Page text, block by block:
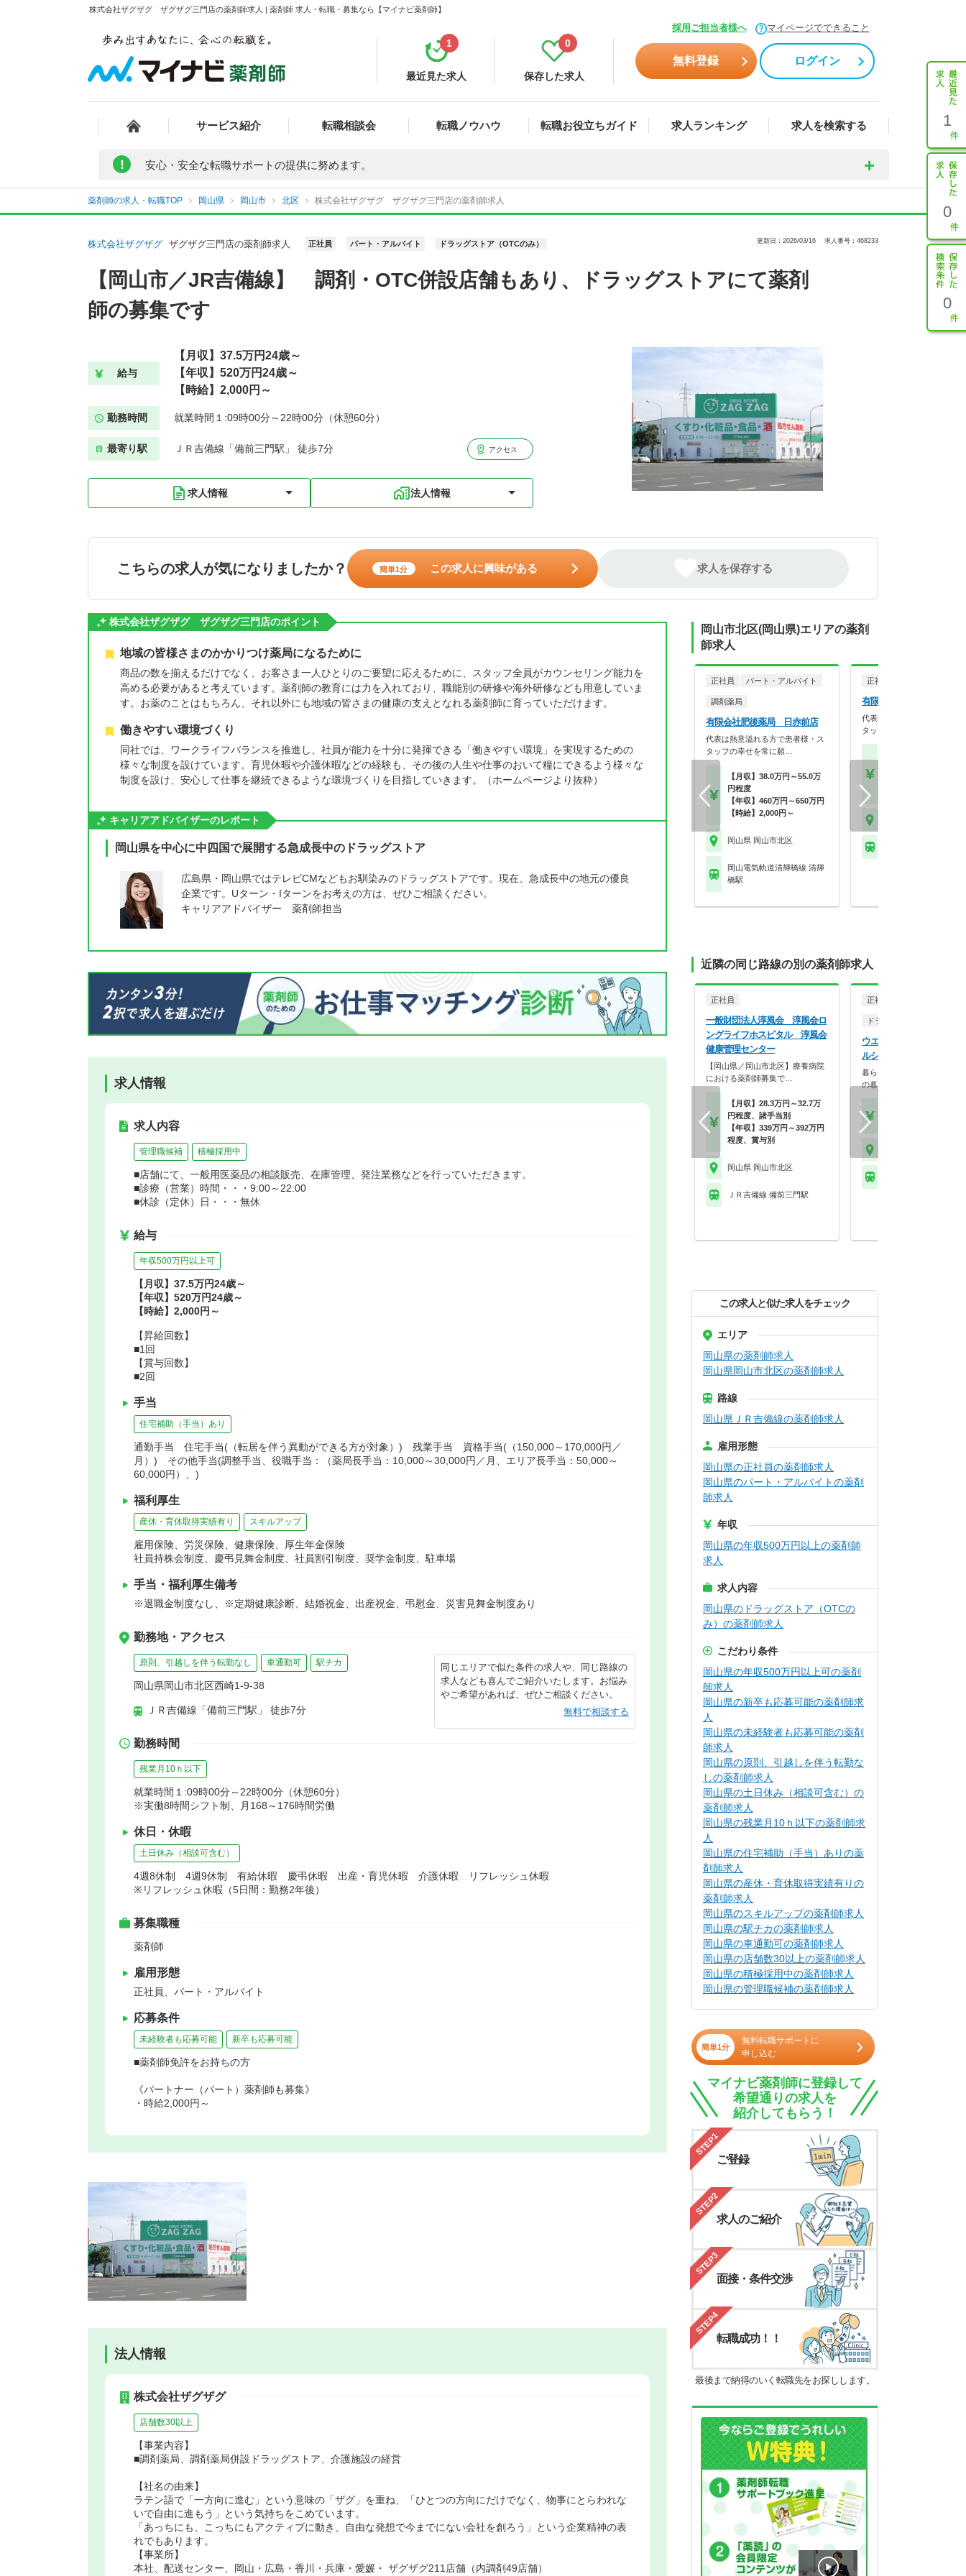
株式会社ザグザグ ザグザグ三門店の薬剤師求人 | 薬剤師 求人・転職・募集なら【マイナビ薬剤師】
採用ご担当者様へ マイページでできること
最近見た求人
1
保存した求人
0
無料登録 ログイン
サービス紹介 転職相談会 転職ノウハウ 転職お役立ちガイド 求人ランキング 求人を検索する 1
0
0
! 安心・安全な転職サポートの提供に努めます。
薬剤師の求人・転職TOP 岡山県 岡山市 北区 株式会社ザグザグ ザグザグ三門店の薬剤師求人
株式会社ザグザグ ザグザグ三門店の薬剤師求人 正社員 パート・アルバイト ドラッグストア（OTCのみ） 更新日：2026/03/16 求人番号：468233
【岡山市／JR吉備線】 調剤・OTC併設店舗もあり、ドラッグストアにて薬剤
師の募集です
給与
【月収】37.5万円24歳～
【年収】520万円24歳～
【時給】2,000円～
勤務時間 就業時間１:09時00分～22時00分（休憩60分）
最寄り駅 ＪＲ吉備線「備前三門駅」 徒歩7分 アクセス
求人情報 法人情報
こちらの求人が気になりましたか？ 簡単1分 この求人に興味がある 求人を保存する
株式会社ザグザグ ザグザグ三門店のポイント
地域の皆様さまのかかりつけ薬局になるために
商品の数を揃えるだけでなく、お客さま一人ひとりのご要望に応えるために、スタッフ全員がカウンセリング能力を
高める必要があると考えています。薬剤師の教育には力を入れており、職能別の研修や海外研修なども用意していま
す。お薬のことはもちろん、それ以外にも地域の皆さまの健康の支えとなれる薬剤師に育っていただけます。
働きやすい環境づくり
同社では、ワークライフバランスを推進し、社員が能力を十分に発揮できる「働きやすい環境」を実現するための
様々な制度を設けています。育児休暇や介護休暇などの経験も、その後の人生や仕事のおいて糧にできるよう様々な
制度を設け、安心して仕事を継続できるような環境づくりを目指していきます。（ホームページより抜粋）
キャリアアドバイザーのレポート
岡山県を中心に中四国で展開する急成長中のドラッグストア
広島県・岡山県ではテレビCMなどもお馴染みのドラッグストアです。現在、急成長中の地元の優良
企業です。Uターン・Iターンをお考えの方は、ぜひご相談ください。
キャリアアドバイザー 薬剤師担当
求人情報
求人内容
管理職候補 積極採用中
■店舗にて、一般用医薬品の相談販売、在庫管理、発注業務などを行っていただきます。
■診療（営業）時間・・・9:00～22:00
■休診（定休）日・・・無休
給与
年収500万円以上可
【月収】37.5万円24歳～
【年収】520万円24歳～
【時給】2,000円～
【昇給回数】
■1回
【賞与回数】
■2回
手当
住宅補助（手当）あり
通勤手当 住宅手当(（転居を伴う異動ができる方が対象）) 残業手当 資格手当(（150,000～170,000円／
月）) その他手当(調整手当、役職手当：（薬局長手当：10,000～30,000円／月、エリア長手当：50,000～
60,000円）、)
福利厚生
産休・育休取得実績有り スキルアップ
雇用保険、労災保険、健康保険、厚生年金保険
社員持株会制度、慶弔見舞金制度、社員割引制度、奨学金制度、駐車場
手当・福利厚生備考
※退職金制度なし、※定期健康診断、結婚祝金、出産祝金、弔慰金、災害見舞金制度あり
勤務地・アクセス
原則、引越しを伴う転勤なし 車通勤可 駅チカ
岡山県岡山市北区西崎1-9-38
ＪＲ吉備線「備前三門駅」 徒歩7分
同じエリアで似た条件の求人や、同じ路線の
求人なども喜んでご紹介いたします。お悩み
やご希望があれば、ぜひご相談ください。
無料で相談する
勤務時間
残業月10ｈ以下
就業時間１:09時00分～22時00分（休憩60分）
※実働8時間シフト制、月168～176時間労働
休日・休暇
土日休み（相談可含む）
4週8休制 4週9休制 有給休暇 慶弔休暇 出産・育児休暇 介護休暇 リフレッシュ休暇
※リフレッシュ休暇（5日間：勤務2年後）
募集職種
薬剤師
雇用形態
正社員、パート・アルバイト
応募条件
未経験者も応募可能 新卒も応募可能
■薬剤師免許をお持ちの方
《パートナー（パート）薬剤師も募集》
・時給2,000円～
法人情報
株式会社ザグザグ
店舗数30以上
【事業内容】
■調剤薬局、調剤薬局併設ドラッグストア、介護施設の経営
【社名の由来】
ラテン語で「一方向に進む」という意味の「ザグ」を重ね、「ひとつの方向にだけでなく、物事にとらわれな
いで自由に進もう」という気持ちをこめています。
「あっちにも、こっちにもアクティブに動き、自由な発想で今までにない会社を創ろう」という企業精神の表
れでもあります。
【事業所】
本社、配送センター、岡山・広島・香川・兵庫・愛媛・ ザグザグ211店舗（内調剤49店舗）
岡山市北区(岡山県)エリアの薬剤
師求人
正社員 パート・アルバイト
調剤薬局
有限会社肥後薬局 日赤前店
代表は熱意溢れる方で患者様・ス
タッフの幸せを常に願…
【月収】38.0万円～55.0万
円程度
【年収】460万円～650万円
【時給】2,000円～
岡山県 岡山市北区
岡山電気軌道清輝橋線 清輝
橋駅
正社員
有限会社肥後薬局 鹿田
代表は熱意溢れる方で患者様
タッフの幸せを常に願…
近隣の同じ路線の別の薬剤師求人
正社員
一般財団法人淳風会 淳風会ロ
ングライフホスピタル 淳風会
健康管理センター
【岡山県／岡山市北区】療養病院
における薬剤師募集で…
【月収】28.3万円～32.7万
円程度、諸手当別
【年収】339万円～392万円
程度、賞与別
岡山県 岡山市北区
ＪＲ吉備線 備前三門駅
正社員
ドラッグストア（調剤併設
ウエルシア薬局株式会社
ルシア岡山奉還町店
暮らしを支える仕事だから、
の暮らしも大切に。業…
この求人と似た求人をチェック
エリア
岡山県の薬剤師求人
岡山県岡山市北区の薬剤師求人
路線
岡山県ＪＲ吉備線の薬剤師求人
雇用形態
岡山県の正社員の薬剤師求人
岡山県のパート・アルバイトの薬剤
師求人
年収
岡山県の年収500万円以上の薬剤師
求人
求人内容
岡山県のドラッグストア（OTCの
み）の薬剤師求人
こだわり条件
岡山県の年収500万円以上可の薬剤
師求人
岡山県の新卒も応募可能の薬剤師求
人
岡山県の未経験者も応募可能の薬剤
師求人
岡山県の原則、引越しを伴う転勤な
しの薬剤師求人
岡山県の土日休み（相談可含む）の
薬剤師求人
岡山県の残業月10ｈ以下の薬剤師求
人
岡山県の住宅補助（手当）ありの薬
剤師求人
岡山県の産休・育休取得実績有りの
薬剤師求人
岡山県のスキルアップの薬剤師求人
岡山県の駅チカの薬剤師求人
岡山県の車通勤可の薬剤師求人
岡山県の店舗数30以上の薬剤師求人
岡山県の積極採用中の薬剤師求人
岡山県の管理職候補の薬剤師求人
簡単1分
無料転職サポートに
申し込む
マイナビ薬剤師に登録して
希望通りの求人を
紹介してもらう！
STEP1
ご登録
STEP2
求人のご紹介
STEP3
面接・条件交渉
STEP4
転職成功！！
最後まで納得のいく転職先をお探しします。